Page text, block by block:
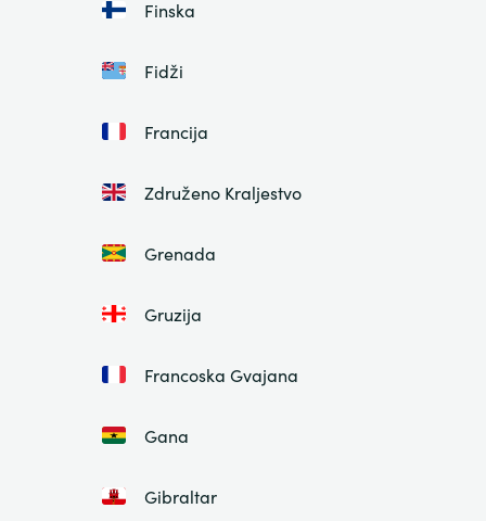
Finska
Fidži
Francija
Združeno Kraljestvo
Grenada
Gruzija
Francoska Gvajana
Gana
Gibraltar